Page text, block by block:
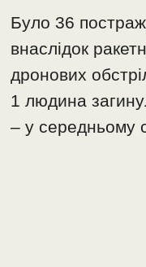
Було 36
внаслідок
дронових
1 людина
– у середньому